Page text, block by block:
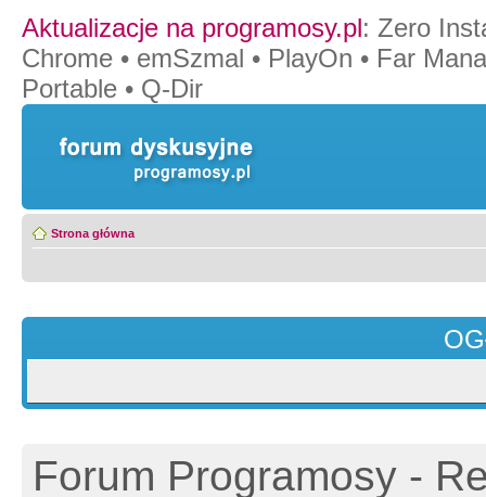
Aktualizacje na programosy.pl: Zero
Chrome • emSzmal • PlayOn • Far
Portable • Q-Dir
Strona główna
Forum Programosy -